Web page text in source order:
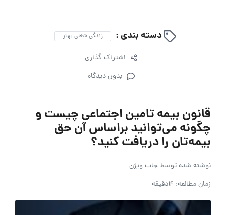
دسته بندی : زندگی شغلی بهتر
اشتراک گذاری
بدون دیدگاه
قانون بیمه تامین اجتماعی چیست و
چگونه می‌توانید براساس آن حق
بیمه‌تان را دریافت کنید؟
نوشته شده توسطجاب ویژن
زمان مطالعه: 4دقیقه